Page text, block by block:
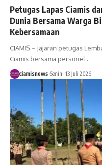
Petugas Lapas Ciamis
Dunia Bersama Warga
Kebersamaan
CIAMIS – Jajaran petugas
Ciamis bersama personel…
ciamisnews Senin, 13 Juli 2026